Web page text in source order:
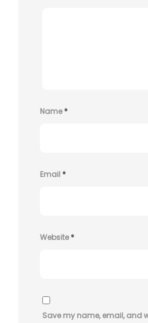
Name*
Email*
Website*
Save my name, email, and